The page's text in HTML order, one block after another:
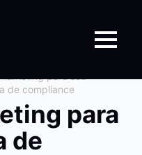
de compliance
para
de